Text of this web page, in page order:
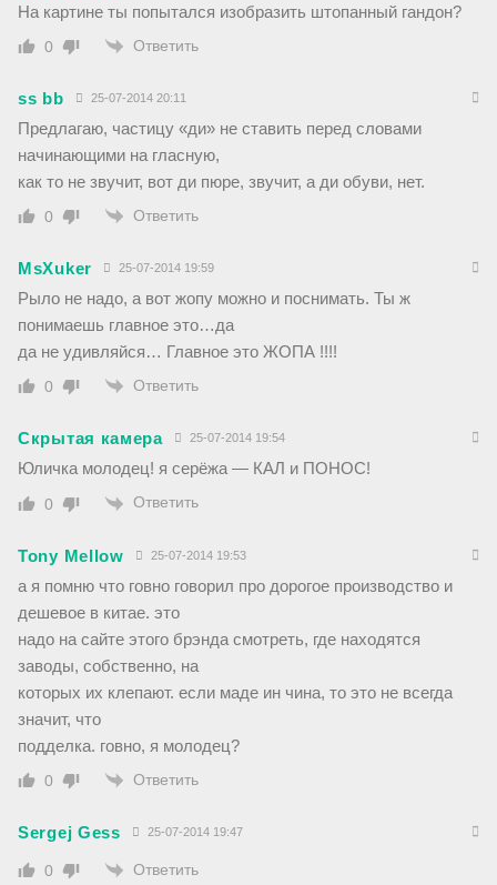
На картине ты попытался изобразить штопанный гандон?
0 Ответить
ss bb 25-07-2014 20:11
Предлагаю, частицу «ди» не ставить перед словами
начинающими на гласную,
как то не звучит, вот ди пюре, звучит, а ди обуви, нет.
0 Ответить
MsXuker 25-07-2014 19:59
Рыло не надо, а вот жопу можно и поснимать. Ты ж
понимаешь главное это…да
да не удивляйся… Главное это ЖОПА !!!!
0 Ответить
Скрытая камера 25-07-2014 19:54
Юличка молодец! я серёжа — КАЛ и ПОНОС!
0 Ответить
Tony Mellow 25-07-2014 19:53
а я помню что говно говорил про дорогое производство и
дешевое в китае. это
надо на сайте этого брэнда смотреть, где находятся
заводы, собственно, на
которых их клепают. если маде ин чина, то это не всегда
значит, что
подделка. говно, я молодец?
0 Ответить
Sergej Gess 25-07-2014 19:47
0 Ответить